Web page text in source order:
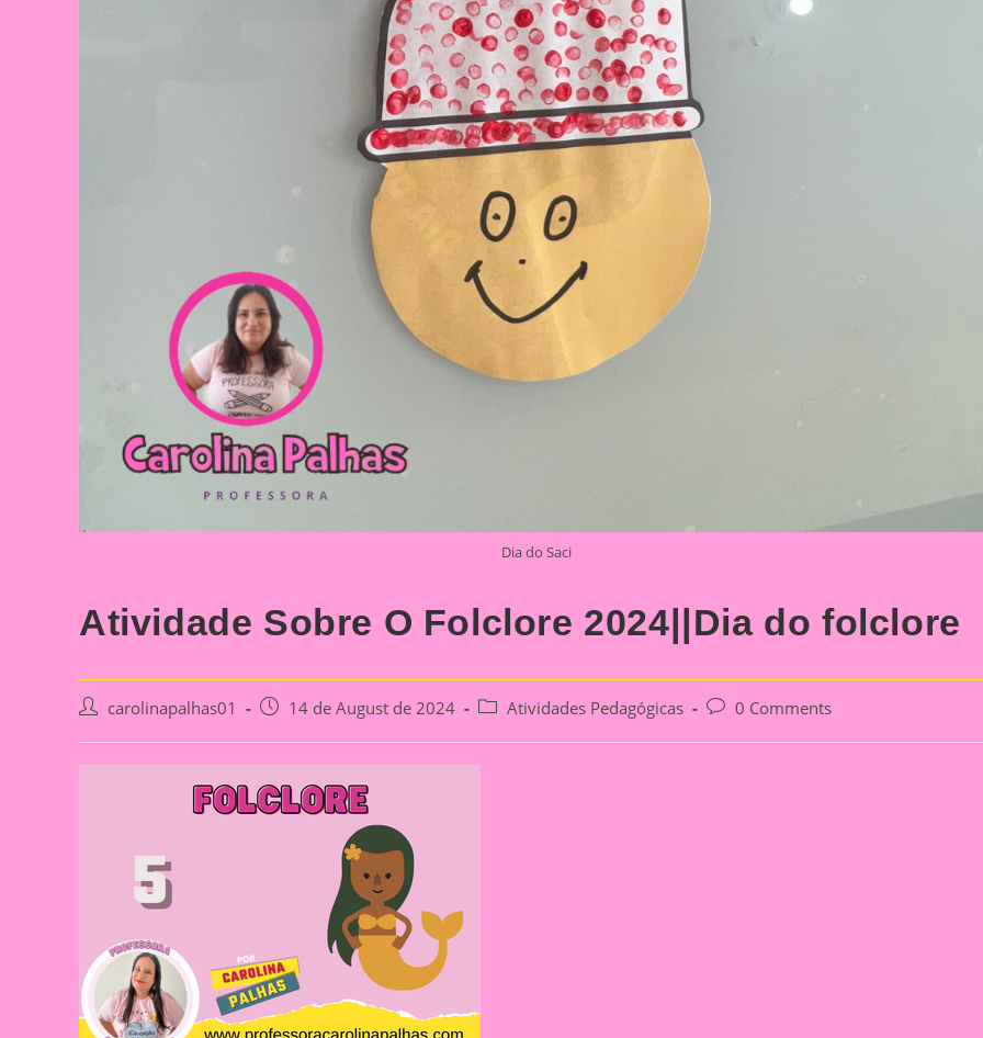
Dia do Saci
Atividade Sobre O Folclore 2024||Dia do folclore
Post carolinapalhas01
Post 14 de August de 2024
Post Atividades Pedagógicas
Post0 Comments